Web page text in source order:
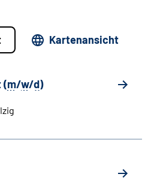
Kartenansicht
(m/w/d)